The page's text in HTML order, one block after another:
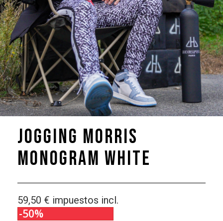
Jogging Morris
Monogram White
59,50 € impuestos incl.
-50%